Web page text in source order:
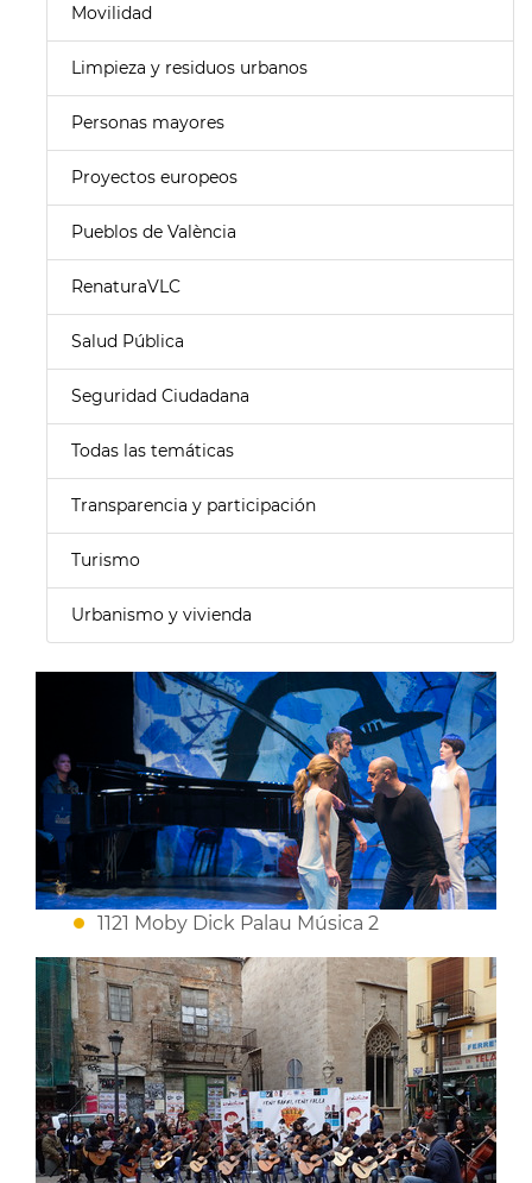
Movilidad
Limpieza y residuos urbanos
Personas mayores
Proyectos europeos
Pueblos de València
RenaturaVLC
Salud Pública
Seguridad Ciudadana
Todas las temáticas
Transparencia y participación
Turismo
Urbanismo y vivienda
1121 Moby Dick Palau Música 2